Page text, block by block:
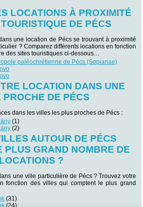
LOCATIONS À PROXIMITÉ
TOURISTIQUE DE PÉCS
une location de Pécs se trouvant à proximité
? Comparez différents locations en fonction
des sites touristiques ci-dessous…
paléochrétienne de Pécs (Sopianae)
LOCATION DANS UNE
PROCHE DE PÉCS
dans les villes les plus proches de Pécs :
(1)
(2)
AUTOUR DE PÉCS
PLUS GRAND NOMBRE DE
LOCATIONS ?
une ville particulière de Pécs ? Trouvez votre
fonction des villes qui comptent le plus grand
(31)
(24)